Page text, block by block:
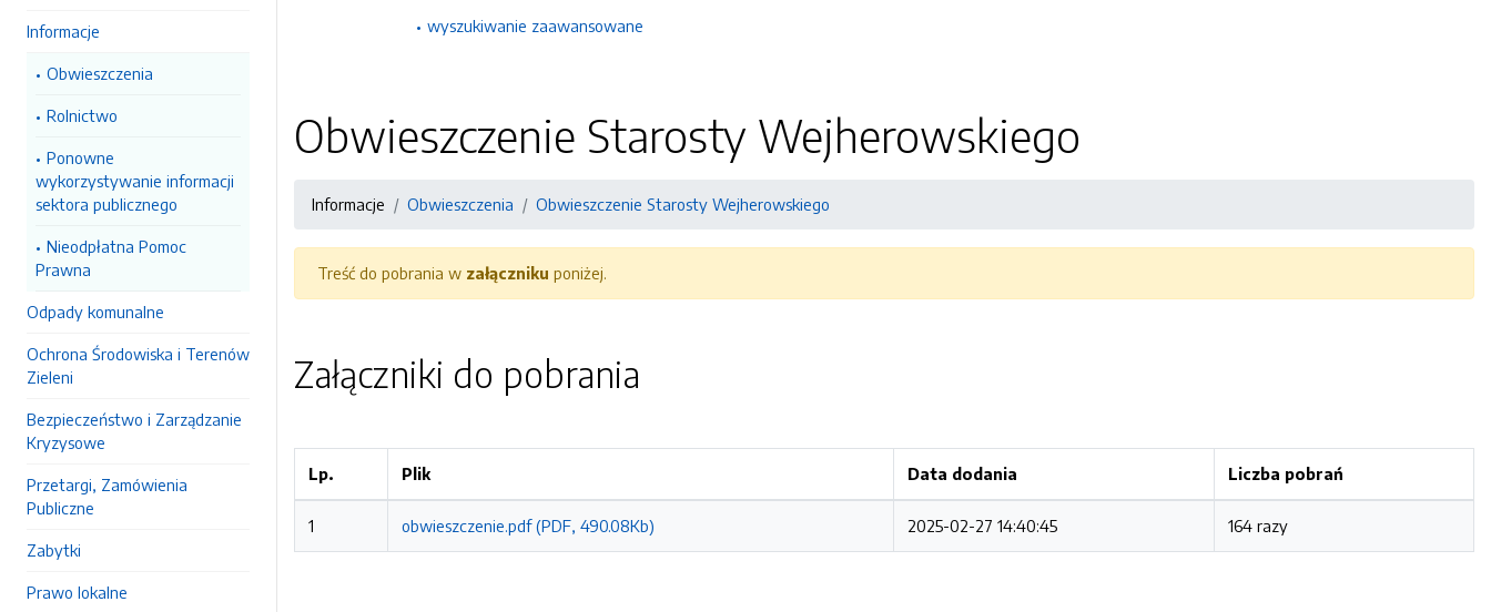
Informacje
Obwieszczenia
Rolnictwo
Ponowne
wykorzystywanie informacji
sektora publicznego
Nieodpłatna Pomoc
Prawna
Odpady komunalne
Ochrona Środowiska i Terenów
Zieleni
Bezpieczeństwo i Zarządzanie
Kryzysowe
Przetargi, Zamówienia
Publiczne
Zabytki
Prawo lokalne
wyszukiwanie zaawansowane
Obwieszczenie Starosty Wejherowskiego
Informacje Obwieszczenia Obwieszczenie Starosty Wejherowskiego
Treść do pobrania w załączniku poniżej.
Załączniki do pobrania
Lp. Plik Data dodania Liczba pobrań
1 obwieszczenie.pdf (PDF, 490.08Kb) 2025-02-27 14:40:45 164 razy